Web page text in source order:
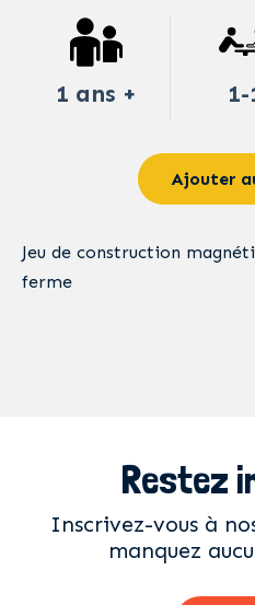
1 ans + 1-
Ajouter
Jeu de construction
ferme
Restez
Inscrivez-vous à
manquez